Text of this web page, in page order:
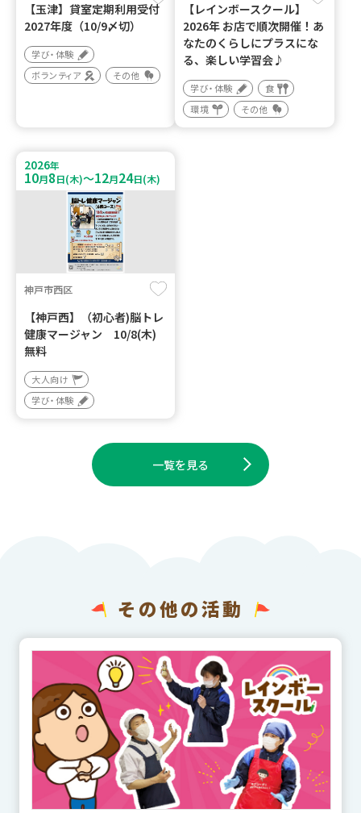
【玉津】貸室定期利用受付
2027年度（10/9〆切）
学び・体験
ボランティア
その他
【レインボースクール】
2026年 お店で順次開催！あ
なたのくらしにプラスにな
る、楽しい学習会♪
学び・体験
食
環境
その他
2026年
10月8日(木)～12月24日(木)
神戸市西区
【神戸西】（初心者)脳トレ
健康マージャン 10/8(木)
無料
大人向け
学び・体験
一覧を見る
その他の活動